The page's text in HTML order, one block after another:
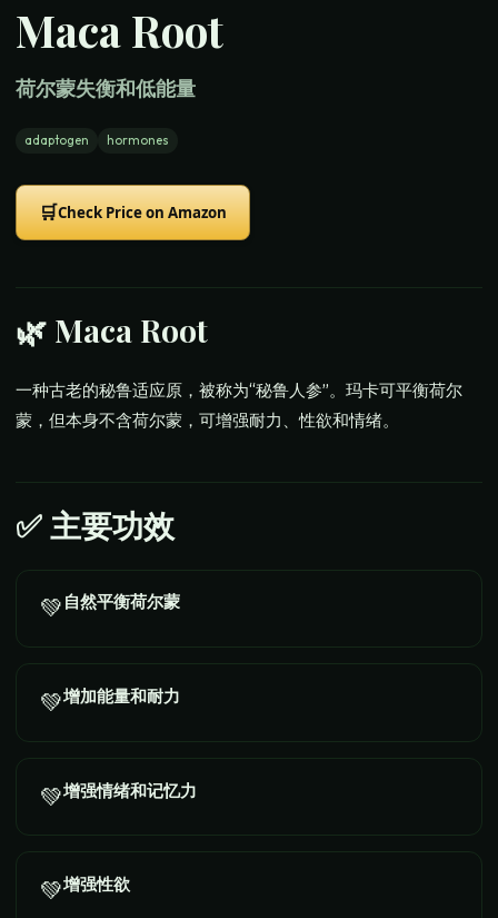
Maca Root
荷尔蒙失衡和低能量
adaptogen hormones
🛒Check Price on Amazon
🌿 Maca Root
一种古老的秘鲁适应原，被称为“秘鲁人参”。玛卡可平衡荷尔
蒙，但本身不含荷尔蒙，可增强耐力、性欲和情绪。
✅主要功效
💚 自然平衡荷尔蒙
💚增加能量和耐力
💚增强情绪和记忆力
💚增强性欲